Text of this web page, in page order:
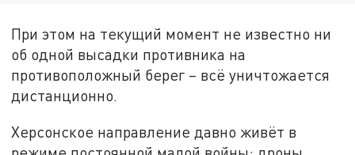
При этом на текущий момент не известно ни
об одной высадки противника на
противоположный берег – всё уничтожается
дистанционно.
Херсонское направление давно живёт в